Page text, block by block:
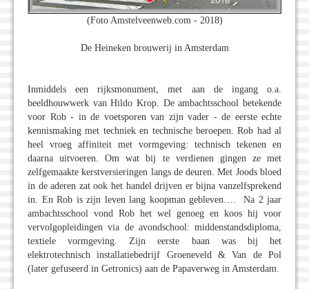
(Foto Amstelveenweb.com - 2018)
De Heineken brouwerij in Amsterdam
Inmiddels een rijksmonument, met aan de ingang o.a.
beeldhouwwerk van Hildo Krop. De ambachtsschool betekende
voor Rob - in de voetsporen van zijn vader - de eerste echte
kennismaking met techniek en technische beroepen. Rob had al
heel vroeg affiniteit met vormgeving: technisch tekenen en
daarna uitvoeren. Om wat bij te verdienen gingen ze met
zelfgemaakte kerstversieringen langs de deuren. Met Joods bloed
in de aderen zat ook het handel drijven er bijna vanzelfsprekend
in. En Rob is zijn leven lang koopman gebleven…. Na 2 jaar
ambachtsschool vond Rob het wel genoeg en koos hij voor
vervolgopleidingen via de avondschool: middenstandsdiploma,
textiele vormgeving. Zijn eerste baan was bij het
elektrotechnisch installatiebedrijf Groeneveld & Van de Pol
(later gefuseerd in Getronics) aan de Papaverweg in Amsterdam.